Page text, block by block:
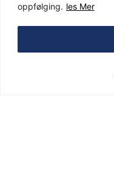
oppfølging. les Mer
Info Til Dyreiere